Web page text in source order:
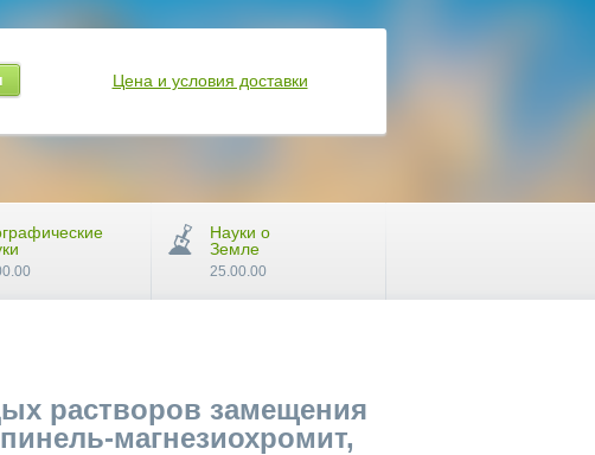
растворов замещения
магнезиохромит,
Цена и условия доставки
Науки о
Земле
25.00.00